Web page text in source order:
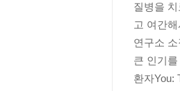
질병을
고 여간
연구소
큰 인기
환자You: